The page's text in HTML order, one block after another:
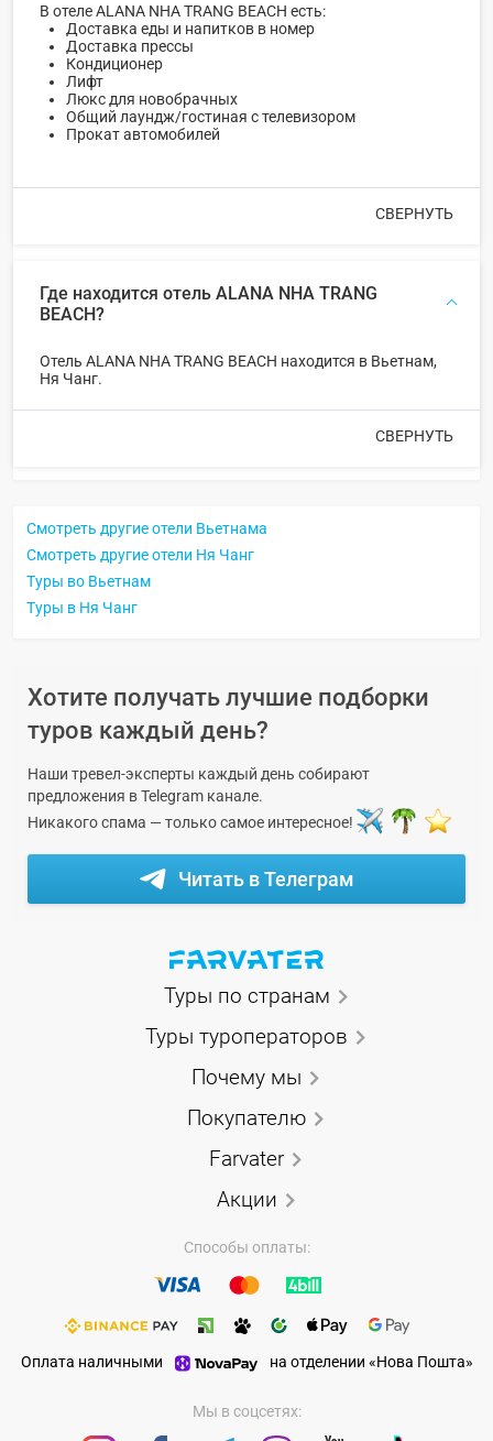
В отеле ALANA NHA TRANG BEACH есть:
Доставка еды и напитков в номер
Доставка прессы
Кондиционер
Лифт
Люкс для новобрачных
Общий лаундж/гостиная с телевизором
Прокат автомобилей
СВЕРНУТЬ
Где находится отель ALANA NHA TRANG
BEACH?
Отель ALANA NHA TRANG BEACH находится в Вьетнам,
Ня Чанг.
СВЕРНУТЬ
Смотреть другие отели Вьетнама
Смотреть другие отели Ня Чанг
Туры во Вьетнам
Туры в Ня Чанг
Хотите получать лучшие подборки
туров каждый день?
Наши тревел-эксперты каждый день собирают
предложения в Telegram канале.
Никакого спама — только самое интересное!
Читать в Телеграм
Туры по странам
Туры туроператоров
Почему мы
Покупателю
Farvater
Акции
Способы оплаты:
Оплата наличными на отделении «Нова Пошта»
Мы в соцсетях: